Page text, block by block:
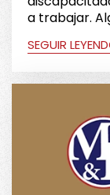
a trabajar.
SEGUIR